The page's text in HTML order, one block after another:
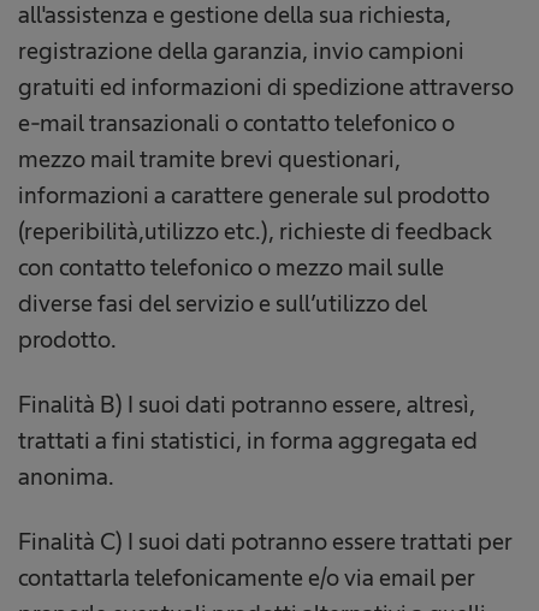
all'assistenza e gestione della sua richiesta,
registrazione della garanzia, invio campioni
gratuiti ed informazioni di spedizione attraverso
e-mail transazionali o contatto telefonico o
mezzo mail tramite brevi questionari,
informazioni a carattere generale sul prodotto
(reperibilità,utilizzo etc.), richieste di feedback
con contatto telefonico o mezzo mail sulle
diverse fasi del servizio e sull’utilizzo del
prodotto.
Finalità B) I suoi dati potranno essere, altresì,
trattati a fini statistici, in forma aggregata ed
anonima.
Finalità C) I suoi dati potranno essere trattati per
contattarla telefonicamente e/o via email per